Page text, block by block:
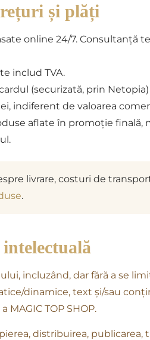
și plăți
online 24/7. Consultanță
includ TVA.
(securizată, prin
indiferent de valoarea
aflate în promoție
livrare, costuri de
.
incluzând, dar fără a se
dinamice, text și/sau
MAGIC TOP SHOP.
distribuirea,